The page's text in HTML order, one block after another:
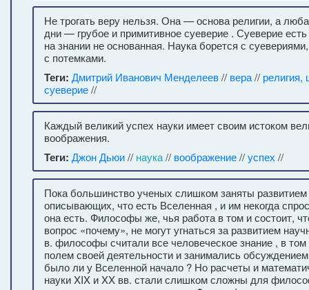
Не трогать веру нельзя. Она — основа религии, а
дни — грубое и примитивное суеверие . Суеверие
на знании не основанная. Наука борется с
с потемками.
Теги: Дмитрий Иванович Менделеев// вера// религия,
суеверие//
Каждый великий успех науки имеет своим истоком
воображения.
Теги: Джон Дьюи// наука// воображение//успех //
Пока большинство ученых слишком заняты
описывающих, что есть Вселенная , и им некогда
она есть. Философы же, чья работа в том и состоит,
вопрос «почему», не могут угнаться за развитием
в. философы считали все человеческое знание , в том
полем своей деятельности и занимались
было ли у Вселенной начало ? Но расчеты и
науки XIX и XX вв. стали слишком сложны для